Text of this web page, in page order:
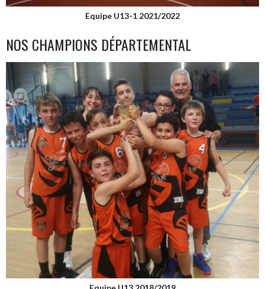
Equipe U13-1 2021/2022
NOS CHAMPIONS DÉPARTEMENTAL